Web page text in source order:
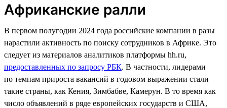
Африканские ралли
В первом полугодии 2024 года российские компании в разы
нарастили активность по поиску сотрудников в Африке. Это
следует из материалов аналитиков платформы hh.ru,
предоставленных по запросу РБК. В частности, лидерами
по темпам прироста вакансий в годовом выражении стали
такие страны, как Кения, Зимбабве, Камерун. В то время как
число объявлений в ряде европейских государств и США,